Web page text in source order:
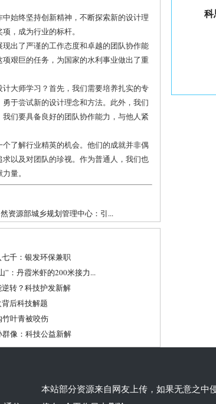
始终坚持创新精神，不断探索新的设计理
，成为行业的标杆。
出了严谨的工作态度和卓越的团队协作能
艰巨的任务，为国家的水利事业做出了重
大师学习？首先，我们需要培养扎实的专
于尝试新的设计理念和方法。此外，我们
们要具备良好的团队协作能力，与他人紧
了解行业精英的机会。他们的成就并非偶
以及对团队的珍视。作为普通人，我们也
量。
资源部城乡规划管理中心：引...
千：银发环保兼职
”：丹霞米虾的200米接力...
转？科技护发新解
后科技解题
竹叶青被咬伤
像：科技公益新解
科
本站部分资源来自网友上传，如果无意之中